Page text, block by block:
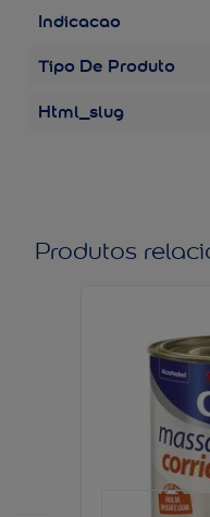
Indicacao
Tipo De Produto
Html_slug
Produtos